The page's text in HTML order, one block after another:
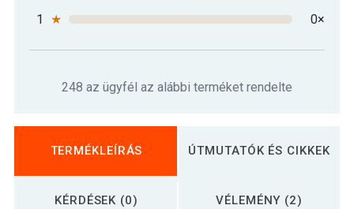
1
★ 0×
248 az ügyfél az alábbi terméket rendelte
TERMÉKLEÍRÁS ÚTMUTATÓK ÉS CIKKEK
KÉRDÉSEK (0) VÉLEMÉNY (2)